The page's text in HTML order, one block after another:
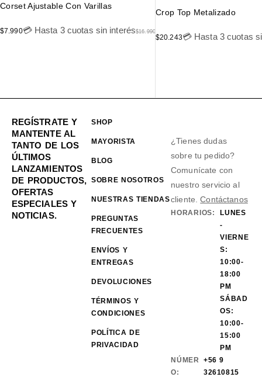
Corset Ajustable Con Varillas
$16.990
$7.990💳 Hasta 3 cuotas sin interés
Crop Top Metalizado
$20.243💳 Hasta 3 cuotas
REGÍSTRATE Y
MANTENTE AL
TANTO DE LOS
ÚLTIMOS
LANZAMIENTOS
DE PRODUCTOS,
OFERTAS
ESPECIALES Y
NOTICIAS.
SHOP
MAYORISTA
BLOG
SOBRE NOSOTROS
NUESTRAS TIENDAS
PREGUNTAS
FRECUENTES
ENVÍOS Y
ENTREGAS
DEVOLUCIONES
TÉRMINOS Y
CONDICIONES
POLÍTICA DE
PRIVACIDAD
¿Tienes dudas
sobre tu pedido?
Comunícate con
nuestro servicio al
cliente.Contáctanos
HORARIOS:
LUNES
-
VIERNE
S:
10:00-
18:00
PM
SÁBAD
OS:
10:00-
15:00
PM
NÚMER
O:
+56 9
32610815